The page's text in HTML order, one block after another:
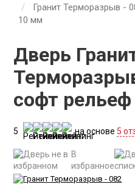
Гранит Терморазрыв -
10 мм
Дверь
софт
5 на основе 5
В
избранное